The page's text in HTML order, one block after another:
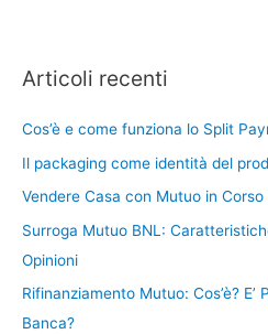
Articoli recenti
Cos’è e come funziona lo Split
Il packaging come identità del
Vendere Casa con Mutuo in
Surroga Mutuo BNL:
Opinioni
Rifinanziamento Mutuo: Cos’è?
Banca?